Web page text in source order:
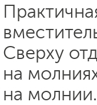
Сверху
на
на